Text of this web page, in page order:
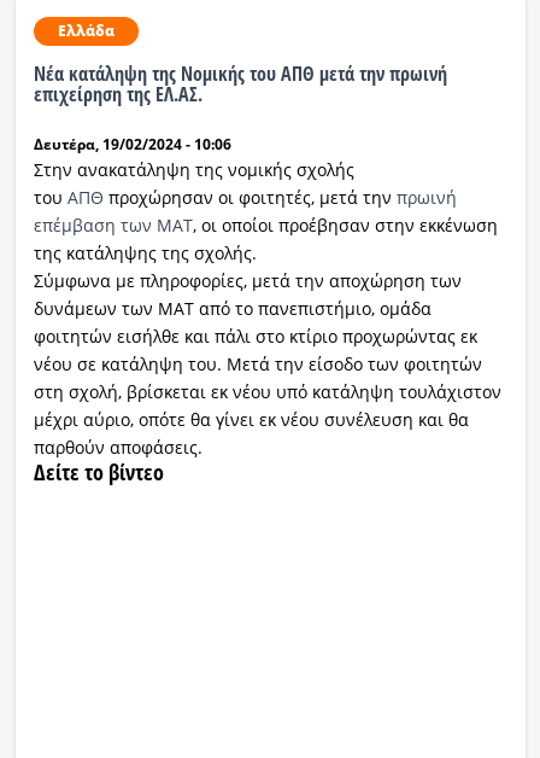
Ελλάδα
Νέα κατάληψη της Νομικής του ΑΠΘ μετά την πρωινή
επιχείρηση της ΕΛ.ΑΣ.
Δευτέρα, 19/02/2024 - 10:06
Στην ανακατάληψη της νομικής σχολής
του ΑΠΘ προχώρησαν οι φοιτητές, μετά την πρωινή
επέμβαση των ΜΑΤ, οι οποίοι προέβησαν στην εκκένωση
της κατάληψης της σχολής.
Σύμφωνα με πληροφορίες, μετά την αποχώρηση των
δυνάμεων των ΜΑΤ από το πανεπιστήμιο, ομάδα
φοιτητών εισήλθε και πάλι στο κτίριο προχωρώντας εκ
νέου σε κατάληψη του. Μετά την είσοδο των φοιτητών
στη σχολή, βρίσκεται εκ νέου υπό κατάληψη τουλάχιστον
μέχρι αύριο, οπότε θα γίνει εκ νέου συνέλευση και θα
παρθούν αποφάσεις.
Δείτε το βίντεο